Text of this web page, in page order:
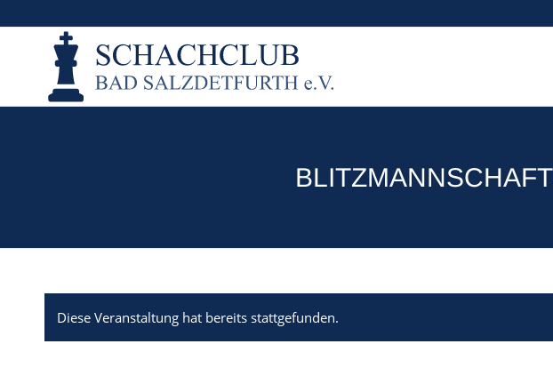
Diese Veranstaltung hat bereits stattgefunden.